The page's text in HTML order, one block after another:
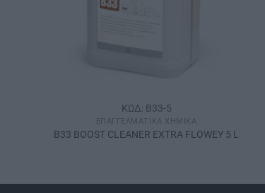
ΚΩΔ: B33-5
ΕΠΑΓΓΕΛΜΑΤΙΚΆ ΧΗΜΙΚΆ
B33 BOOST CLEANER EXTRA FLOWEY 5 L